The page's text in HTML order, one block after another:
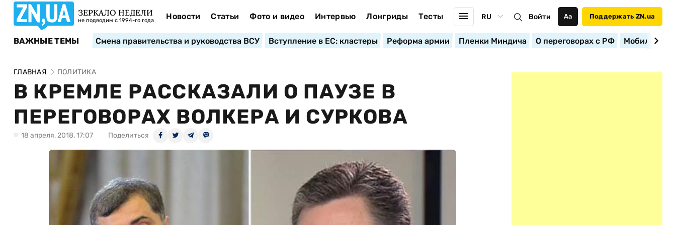
ЗЕРКАЛО НЕДЕЛИ
не подводим с 1994-го года Новости Статьи Фото и видео Интервью Лонгриды Тесты RU Войти Аа Поддержать ZN.ua
ВАЖНЫЕ ТЕМЫ Смена правительства и руководства ВСУ Вступление в ЕС: кластеры Реформа армии Пленки Миндича О переговорах с РФ
ГЛАВНАЯ ПОЛИТИКА
В КРЕМЛЕ РАССКАЗАЛИ О ПАУЗЕ В
ПЕРЕГОВОРАХ ВОЛКЕРА И СУРКОВА
18 апреля, 2018, 17:07 Поделиться